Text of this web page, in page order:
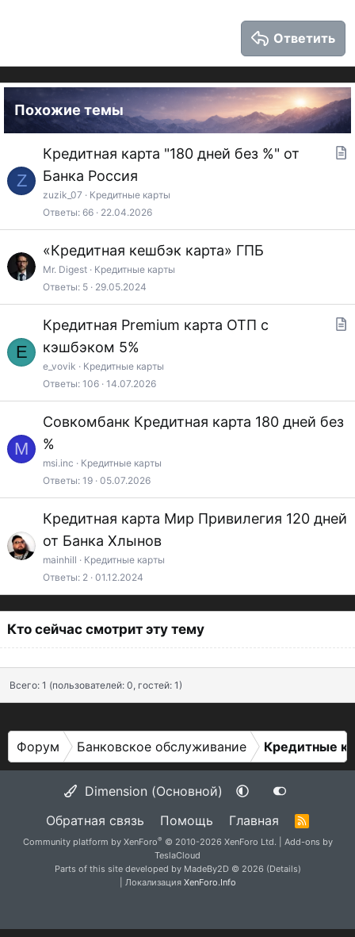
Ответить
Похожие темы
Z
Кредитная карта "180 дней без %" от
Банка Россия
zuzik_07
Кредитные карты
Ответы 66 22.04.2026
«Кредитная кешбэк карта» ГПБ
Mr. Digest
Кредитные карты
Ответы 5 29.05.2024
E
Кредитная Premium карта ОТП с
кэшбэком 5%
e_vovik
Кредитные карты
Ответы 106 14.07.2026
M
Совкомбанк Кредитная карта 180 дней без
%
msi.inc
Кредитные карты
Ответы 19 05.07.2026
Кредитная карта Мир Привилегия 120 дней
от Банка Хлынов
mainhill
Кредитные карты
Ответы 2 01.12.2024
Кто сейчас смотрит эту тему
Всего: 1 (пользователей: 0, гостей: 1)
Форум Банковское обслуживание Кредитные
Dimension (Основной)
Обратная связь
Помощь Главная
S
Community platform by XenForo® © 2010-2026 XenForo Ltd.
Add-ons by
TeslaCloud
Parts of this site developed by MadeBy2D © 2026 (Details)
| Локализация XenForo.Info